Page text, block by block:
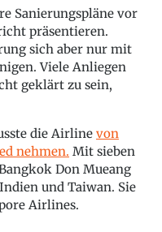
Sanierungspläne vor
präsentieren.
sich aber nur mit
Viele Anliegen
geklärt zu sein,
die Airline von
nehmen. Mit sieben
Don Mueang
und Taiwan. Sie
Airlines.